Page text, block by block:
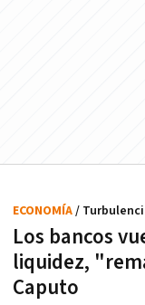
Los bancos
liquidez,
Caputo
ECONOMÍA/